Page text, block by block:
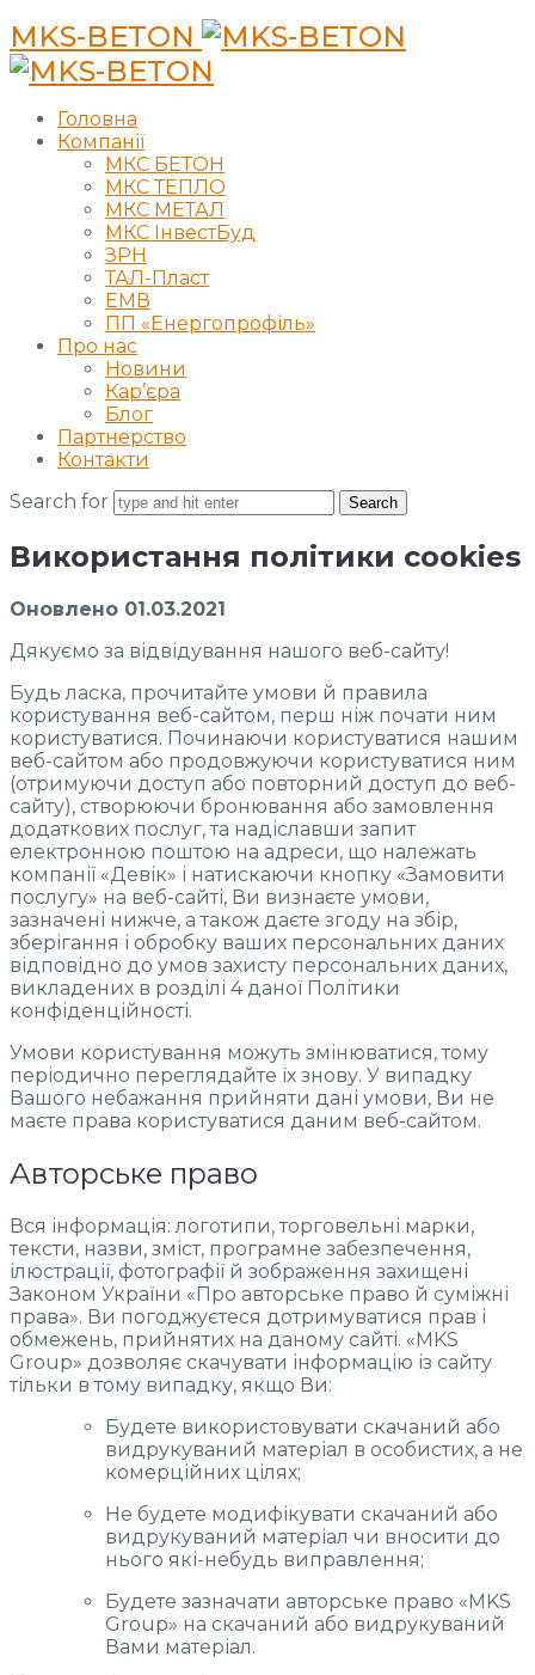
MKS-BETON
Головна
Компанії
МКС БЕТОН
МКС ТЕПЛО
МКС МЕТАЛ
МКС ІнвестБуд
ЗРН
ТАЛ-Пласт
ЕМВ
ПП «Енергопрофіль»
Про нас
Новини
Кар’єра
Блог
Партнерство
Контакти
Search for
Використання політики cookies
Оновлено 01.03.2021
Дякуємо за відвідування нашого веб-сайту!
Будь ласка, прочитайте умови й правила
користування веб-сайтом, перш ніж почати ним
користуватися. Починаючи користуватися нашим
веб-сайтом або продовжуючи користуватися ним
(отримуючи доступ або повторний доступ до веб-
сайту), створюючи бронювання або замовлення
додаткових послуг, та надіславши запит
електронною поштою на адреси, що належать
компанії «Девік» і натискаючи кнопку «Замовити
послугу» на веб-сайті, Ви визнаєте умови,
зазначені нижче, а також даєте згоду на збір,
зберігання і обробку ваших персональних даних
відповідно до умов захисту персональних даних,
викладених в розділі 4 даної Політики
конфіденційності.
Умови користування можуть змінюватися, тому
періодично переглядайте їх знову. У випадку
Вашого небажання прийняти дані умови, Ви не
маєте права користуватися даним веб-сайтом.
Авторське право
Вся інформація: логотипи, торговельні марки,
тексти, назви, зміст, програмне забезпечення,
ілюстрації, фотографії й зображення захищені
Законом України «Про авторське право й суміжні
права». Ви погоджуєтеся дотримуватися прав і
обмежень, прийнятих на даному сайті. «MKS
Group» дозволяє скачувати інформацію із сайту
тільки в тому випадку, якщо Ви:
Будете використовувати скачаний або
видрукуваний матеріал в особистих, а не
комерційних цілях;
Не будете модифікувати скачаний або
видрукуваний матеріал чи вносити до
нього які-небудь виправлення;
Будете зазначати авторське право «MKS
Group» на скачаний або видрукуваний
Вами матеріал.